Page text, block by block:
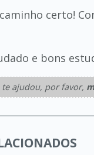
certo!
e bons
te ajudou, por favor,